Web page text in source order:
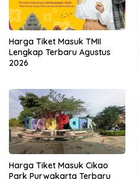
Harga Tiket Masuk TMII
Lengkap Terbaru Agustus
2026
Harga Tiket Masuk Cikao
Park Purwakarta Terbaru